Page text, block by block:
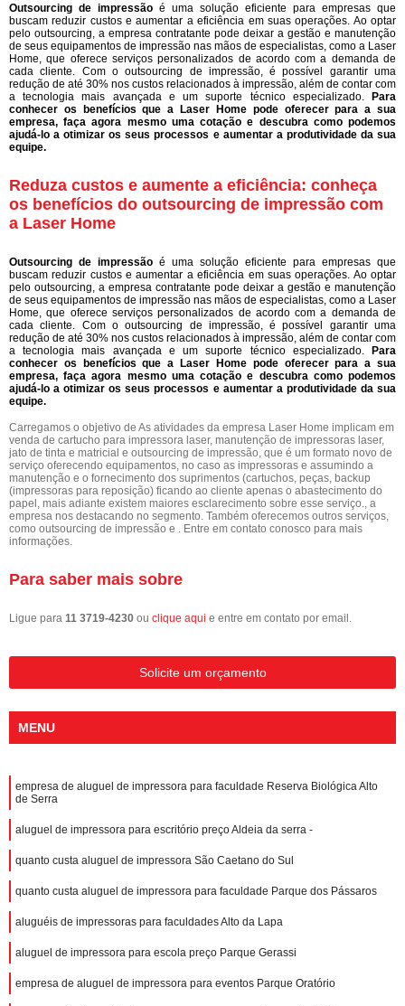
Outsourcing de impressão é uma solução eficiente para empresas que
buscam reduzir custos e aumentar a eficiência em suas operações. Ao optar
pelo outsourcing, a empresa contratante pode deixar a gestão e manutenção
de seus equipamentos de impressão nas mãos de especialistas, como a Laser
Home, que oferece serviços personalizados de acordo com a demanda de
cada cliente. Com o outsourcing de impressão, é possível garantir uma
redução de até 30% nos custos relacionados à impressão, além de contar com
a tecnologia mais avançada e um suporte técnico especializado. Para
conhecer os benefícios que a Laser Home pode oferecer para a sua
empresa, faça agora mesmo uma cotação e descubra como podemos
ajudá-lo a otimizar os seus processos e aumentar a produtividade da sua
equipe.
Reduza custos e aumente a eficiência: conheça
os benefícios do outsourcing de impressão com
a Laser Home
Outsourcing de impressão é uma solução eficiente para empresas que
buscam reduzir custos e aumentar a eficiência em suas operações. Ao optar
pelo outsourcing, a empresa contratante pode deixar a gestão e manutenção
de seus equipamentos de impressão nas mãos de especialistas, como a Laser
Home, que oferece serviços personalizados de acordo com a demanda de
cada cliente. Com o outsourcing de impressão, é possível garantir uma
redução de até 30% nos custos relacionados à impressão, além de contar com
a tecnologia mais avançada e um suporte técnico especializado. Para
conhecer os benefícios que a Laser Home pode oferecer para a sua
empresa, faça agora mesmo uma cotação e descubra como podemos
ajudá-lo a otimizar os seus processos e aumentar a produtividade da sua
equipe.
Carregamos o objetivo de As atividades da empresa Laser Home implicam em
venda de cartucho para impressora laser, manutenção de impressoras laser,
jato de tinta e matricial e outsourcing de impressão, que é um formato novo de
serviço oferecendo equipamentos, no caso as impressoras e assumindo a
manutenção e o fornecimento dos suprimentos (cartuchos, peças, backup
(impressoras para reposição) ficando ao cliente apenas o abastecimento do
papel, mais adiante existem maiores esclarecimento sobre esse serviço., a
empresa nos destacando no segmento. Também oferecemos outros serviços,
como outsourcing de impressão e . Entre em contato conosco para mais
informações.
Para saber mais sobre
Ligue para 11 3719-4230 ou clique aqui e entre em contato por email.
Solicite um orçamento
MENU
empresa de aluguel de impressora para faculdade Reserva Biológica Alto
de Serra
aluguel de impressora para escritório preço Aldeia da serra -
quanto custa aluguel de impressora São Caetano do Sul
quanto custa aluguel de impressora para faculdade Parque dos Pássaros
aluguéis de impressoras para faculdades Alto da Lapa
aluguel de impressora para escola preço Parque Gerassi
empresa de aluguel de impressora para eventos Parque Oratório